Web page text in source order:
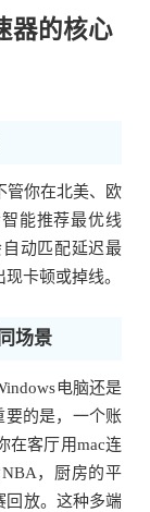
器的核心
管你在北美、欧
能推荐最优线
动匹配延迟最
卡顿或掉线。
场景
电脑还是
要的是，一个账
客厅用mac连
，厨房的平
回放。这种多端